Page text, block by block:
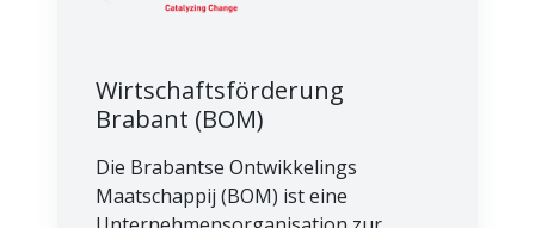
Wirtschaftsförderung
Brabant (BOM)
Die Brabantse Ontwikkelings
Maatschappij (BOM) ist eine